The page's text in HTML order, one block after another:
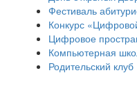
Фестиваль
Конкурс
Цифровое
Компьютерная
Родительский клуб